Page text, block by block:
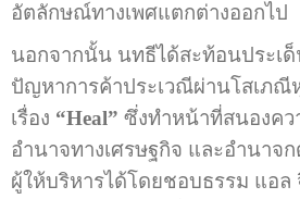
อัตลักษณ์ทางเพศแตกต่างออกไป
นอกจากนั้น นทธีได้สะท้อนประเ
ปัญหาการค้าประเวณีผ่านโสเภณี
เรื่อง “Heal” ซึ่งทำหน้าที่สนองคว
อำนาจทางเศรษฐกิจ และอำนาจ
ผู้ให้บริหารได้โดยชอบธรรม แอ